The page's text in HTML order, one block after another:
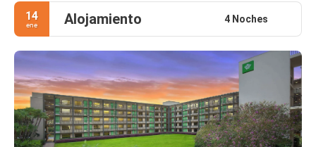
14
ene Alojamiento 4 Noches